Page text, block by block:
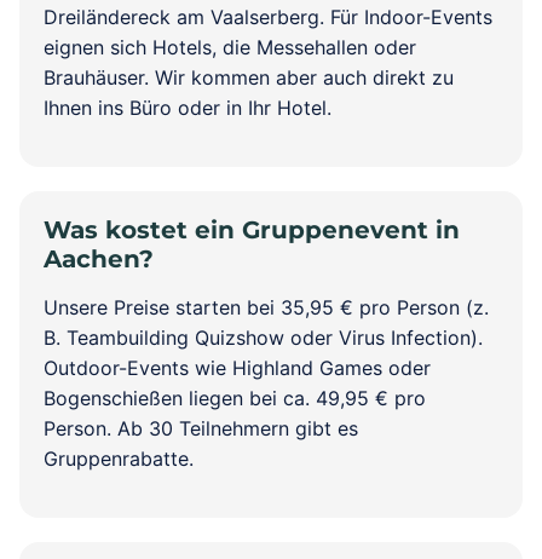
Dreiländereck am Vaalserberg. Für Indoor-Events
eignen sich Hotels, die Messehallen oder
Brauhäuser. Wir kommen aber auch direkt zu
Ihnen ins Büro oder in Ihr Hotel.
Was kostet ein Gruppenevent in
Aachen?
Unsere Preise starten bei 35,95 € pro Person (z.
B. Teambuilding Quizshow oder Virus Infection).
Outdoor-Events wie Highland Games oder
Bogenschießen liegen bei ca. 49,95 € pro
Person. Ab 30 Teilnehmern gibt es
Gruppenrabatte.